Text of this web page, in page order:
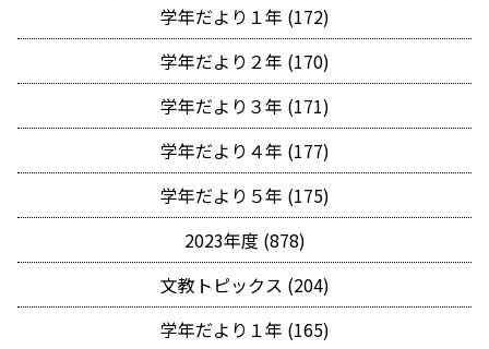
学年だより１年 (172)
学年だより２年 (170)
学年だより３年 (171)
学年だより４年 (177)
学年だより５年 (175)
2023年度 (878)
文教トピックス (204)
学年だより１年 (165)